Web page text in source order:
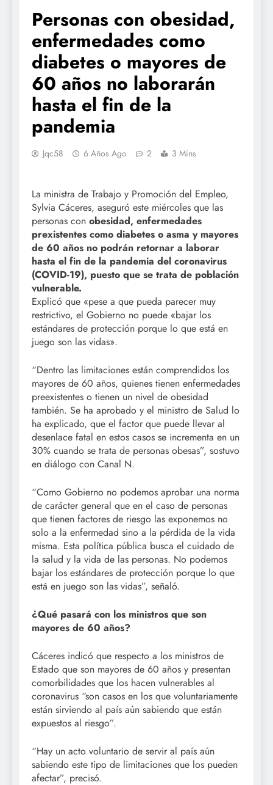
Personas con obesidad,
enfermedades como
diabetes o mayores de
60 años no laborarán
hasta el fin de la
pandemia
Jqc58 6 Años Ago 2 3 Mins
La ministra de Trabajo y Promoción del Empleo,
Sylvia Cáceres, aseguró este miércoles que las
personas con obesidad, enfermedades
prexistentes como diabetes o asma y mayores
de 60 años no podrán retornar a laborar
hasta el fin de la pandemia del coronavirus
(COVID-19), puesto que se trata de población
vulnerable.
Explicó que «pese a que pueda parecer muy
restrictivo, el Gobierno no puede «bajar los
estándares de protección porque lo que está en
juego son las vidas».
“Dentro las limitaciones están comprendidos los
mayores de 60 años, quienes tienen enfermedades
preexistentes o tienen un nivel de obesidad
también. Se ha aprobado y el ministro de Salud lo
ha explicado, que el factor que puede llevar al
desenlace fatal en estos casos se incrementa en un
30% cuando se trata de personas obesas”, sostuvo
en diálogo con Canal N.
“Como Gobierno no podemos aprobar una norma
de carácter general que en el caso de personas
que tienen factores de riesgo las exponemos no
solo a la enfermedad sino a la pérdida de la vida
misma. Esta política pública busca el cuidado de
la salud y la vida de las personas. No podemos
bajar los estándares de protección porque lo que
está en juego son las vidas”, señaló.
¿Qué pasará con los ministros que son
mayores de 60 años?
Cáceres indicó que respecto a los ministros de
Estado que son mayores de 60 años y presentan
comorbilidades que los hacen vulnerables al
coronavirus “son casos en los que voluntariamente
están sirviendo al país aún sabiendo que están
expuestos al riesgo”.
“Hay un acto voluntario de servir al país aún
sabiendo este tipo de limitaciones que los pueden
afectar”, precisó.